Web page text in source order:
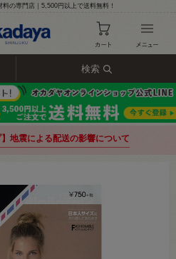
の専門店｜5,500円以上で送料無料！
検索
】地震による配送の影響について